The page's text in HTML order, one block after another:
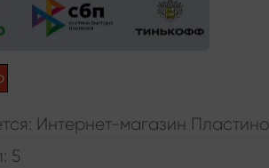
Интернет-магазин
5